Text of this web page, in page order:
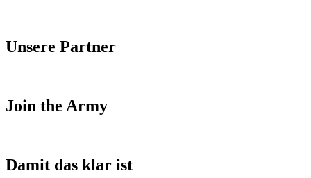
Unsere Partner
Join the Army
Damit das klar ist